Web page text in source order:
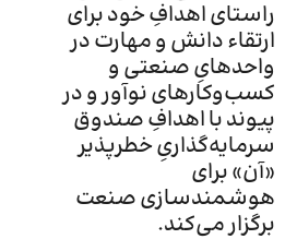
راستای اهدافِ خود برای
ارتقاء دانش و مهارت در
واحدهایِ صنعتی و
کسب‌وکارهای نوآور و در
پیوند با اهدافِ صندوق
سرمایه‌گذاریِ خطرپذیر
«آن» برای
هوشمندسازی صنعت
برگزار می‌کند.